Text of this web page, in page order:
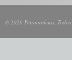
© 2026 Petronotícias.